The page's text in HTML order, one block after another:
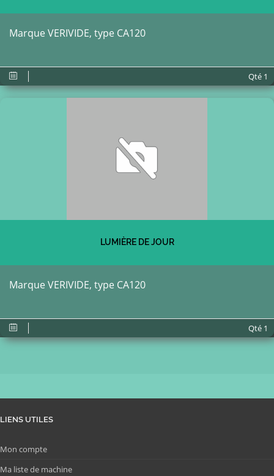
Marque VERIVIDE, type CA120
Qté 1
LUMIÈRE DE JOUR
Marque VERIVIDE, type CA120
Qté 1
LIENS UTILES
Mon compte
Ma liste de machine